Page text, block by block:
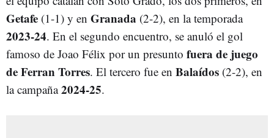
Getafe (1-1) y en Granada (2-2), en la temporada
2023-24. En el segundo encuentro, se anuló el gol
famoso de Joao Félix por un presunto fuera de juego
de Ferran Torres. El tercero fue en Balaídos (2-2), en
la campaña2024-25.